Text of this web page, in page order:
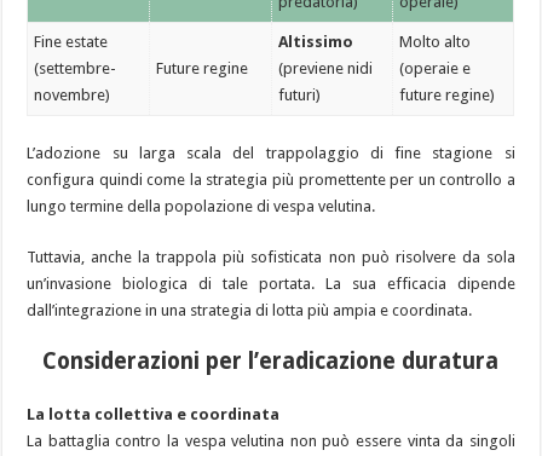
Fine estate
(settembre-
novembre)
Future regine
Altissimo
(previene nidi
futuri)
Molto alto
(operaie e
future regine)
L’adozione su larga scala del trappolaggio di fine stagione si
configura quindi come la strategia più promettente per un controllo a
lungo termine della popolazione di vespa velutina.
Tuttavia, anche la trappola più sofisticata non può risolvere da sola
un’invasione biologica di tale portata. La sua efficacia dipende
dall’integrazione in una strategia di lotta più ampia e coordinata.
Considerazioni per l’eradicazione duratura
La lotta collettiva e coordinata
La battaglia contro la vespa velutina non può essere vinta da singoli